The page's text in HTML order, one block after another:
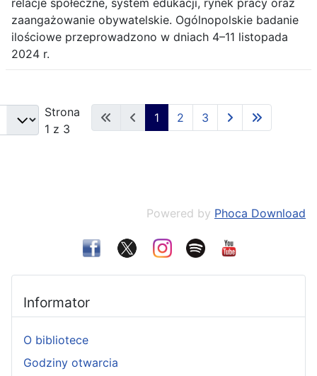
Informator
O bibliotece
Godziny otwarcia
zaangażowanie obywatelskie. Ogólnopolskie badanie
ilościowe przeprowadzono w dniach 4–11 listopada
2024 r.
Strona
1 z 3
1 2 3
Powered by Phoca Download